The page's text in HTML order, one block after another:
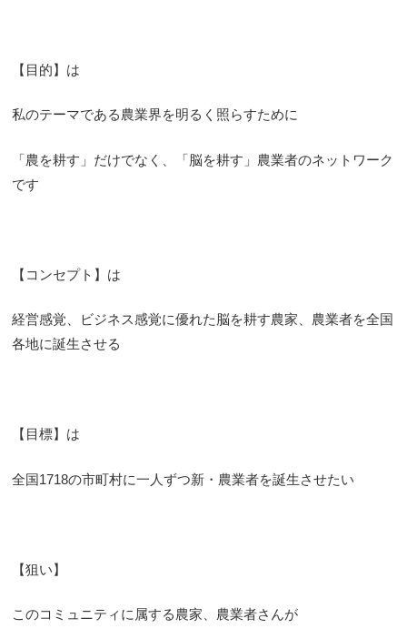
【目的】は
私のテーマである農業界を明るく照らすために
「農を耕す」だけでなく、「脳を耕す」農業者のネットワーク
です
【コンセプト】は
経営感覚、ビジネス感覚に優れた脳を耕す農家、農業者を全国
各地に誕生させる
【目標】は
全国1718の市町村に一人ずつ新・農業者を誕生させたい
【狙い】
このコミュニティに属する農家、農業者さんが